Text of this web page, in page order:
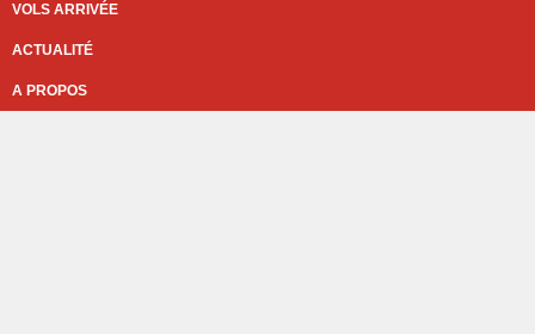
VOLS ARRIVÉE
ACTUALITÉ
A PROPOS